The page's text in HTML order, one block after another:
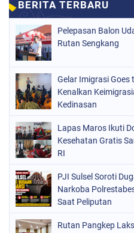
Pelepasan Balon
Rutan Sengkang
Gelar Imigrasi Goes
Kenalkan
Kedinasan
Lapas Maros Ikuti
Kesehatan Gratis
RI
PJI Sulsel Soroti
Narkoba
Saat Peliputan
Rutan Pangkep